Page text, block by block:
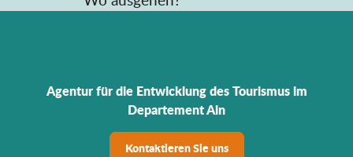
Agentur für die Entwicklung des Tourismus im
Departement Ain
Kontaktieren Sie uns